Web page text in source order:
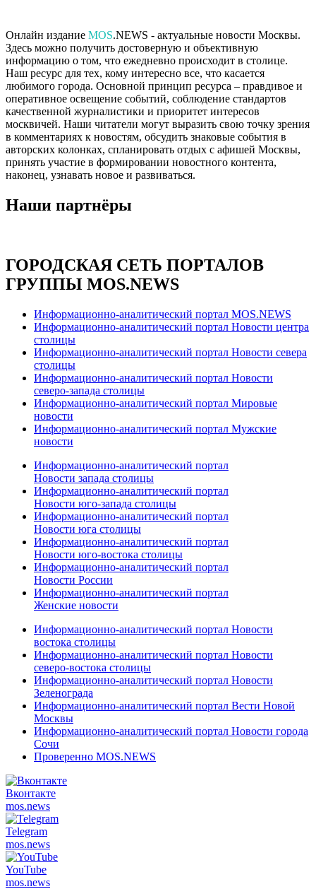
Онлайн издание MOS.NEWS - актуальные новости Москвы.
Здесь можно получить достоверную и объективную
информацию о том, что ежедневно происходит в столице.
Наш ресурс для тех, кому интересно все, что касается
любимого города. Основной принцип ресурса – правдивое и
оперативное освещение событий, соблюдение стандартов
качественной журналистики и приоритет интересов
москвичей. Наши читатели могут выразить свою точку зрения
в комментариях к новостям, обсудить знаковые события в
авторских колонках, спланировать отдых с афишей Москвы,
принять участие в формировании новостного контента,
наконец, узнавать новое и развиваться.
Наши партнёры
ГОРОДСКАЯ СЕТЬ ПОРТАЛОВ
ГРУППЫ MOS.NEWS
Информационно-аналитический портал MOS.NEWS
Информационно-аналитический портал Новости центра
столицы
Информационно-аналитический портал Новости севера
столицы
Информационно-аналитический портал Новости
северо-запада столицы
Информационно-аналитический портал Мировые
новости
Информационно-аналитический портал Мужские
новости
Информационно-аналитический портал
Новости запада столицы
Информационно-аналитический портал
Новости юго-запада столицы
Информационно-аналитический портал
Новости юга столицы
Информационно-аналитический портал
Новости юго-востока столицы
Информационно-аналитический портал
Новости России
Информационно-аналитический портал
Женские новости
Информационно-аналитический портал Новости
востока столицы
Информационно-аналитический портал Новости
северо-востока столицы
Информационно-аналитический портал Новости
Зеленограда
Информационно-аналитический портал Вести Новой
Москвы
Информационно-аналитический портал Новости города
Сочи
Проверенно MOS.NEWS
Вконтакте
mos.news
Telegram
mos.news
YouTube
mos.news